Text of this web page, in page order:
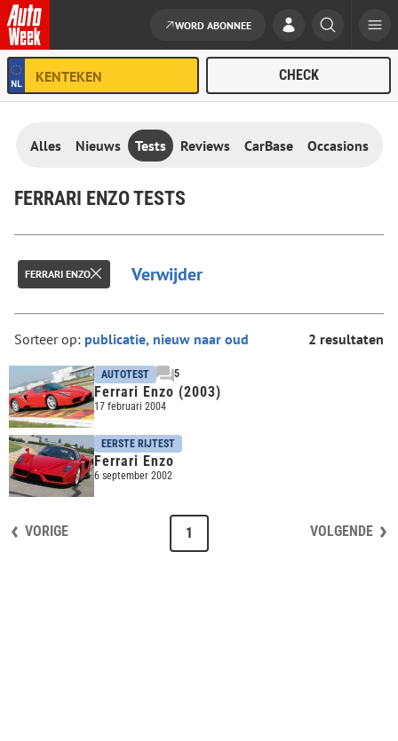
Ga naar de inhoud
WORD ABONNEE
Alles Nieuws Tests Reviews CarBase Occasions
FERRARI ENZO TESTS
FERRARI ENZO Verwijder
Sorteer op: 2 resultaten
AUTOTEST 5
Ferrari Enzo (2003)
17 februari 2004
EERSTE RIJTEST
Ferrari Enzo
6 september 2002
VORIGE VOLGENDE
1